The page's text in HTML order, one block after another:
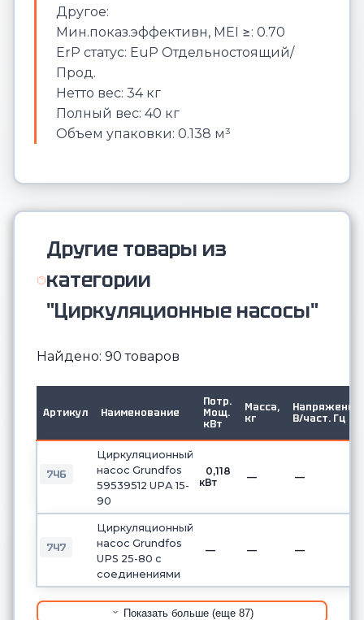
Другое:
Мин.показ.эффективн, MEI ≥: 0.70
ErP статус: EuP Отдельностоящий/
Прод.
Нетто вес: 34 кг
Полный вес: 40 кг
Объем упаковки: 0.138 м³
Другие товары из
категории
"Циркуляционные насосы"
Найдено: 90 товаров
Артикул Наименование
Потр.
Мощ.
кВт
Масса,
кг
Напряжение,
В/част. Гц
746
Циркуляционный
насос Grundfos
59539512 UPА 15-
90
0,118
кВт
— —
747
Циркуляционный
насос Grundfos
UPS 25-80 с
соединениями
— — —
Показать больше (еще 87)